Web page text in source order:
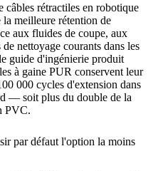
rétractiles en robotique
meilleure rétention de
aux fluides de coupe, aux
nettoyage courants dans les
guide d'ingénierie produit
à gaine PUR conservent leur
000 cycles d'extension dans
— soit plus du double de la
PVC.
par défaut l'option la moins